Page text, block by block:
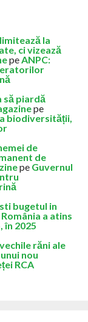
la
ci vizează
peANPC:
să piardă
pe
biodiversității,
de
de
pe Guvernul
bugetul in
a atins
în 2025
răni ale
nou
RCA